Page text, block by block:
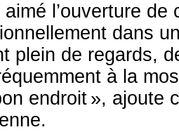
aimé l’ouverture
dans
plein de regards,
à la
endroit », ajoute